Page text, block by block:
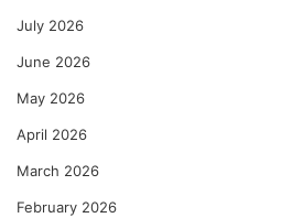
July 2026
June 2026
May 2026
April 2026
March 2026
February 2026